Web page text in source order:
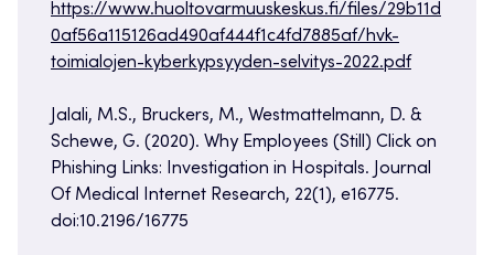
https://www.huoltovarmuuskeskus.fi/files/29b11d
0af56a115126ad490af444f1c4fd7885af/hvk-
toimialojen-kyberkypsyyden-selvitys-2022.pdf
Jalali, M.S., Bruckers, M., Westmattelmann, D. &
Schewe, G. (2020). Why Employees (Still) Click on
Phishing Links: Investigation in Hospitals. Journal
Of Medical Internet Research, 22(1), e16775.
doi:10.2196/16775